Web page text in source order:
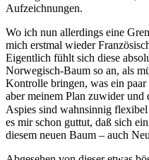
Aufzeichnungen.
Wo ich nun allerdings eine
mich erstmal wieder
Eigentlich fühlt sich diese
Norwegisch-Baum so an, als
Kontrolle bringen, was ein
aber meinem Plan zuwider
Aspies sind wahnsinnig
es mir schon guttut, daß sich
diesem neuen Baum – auch